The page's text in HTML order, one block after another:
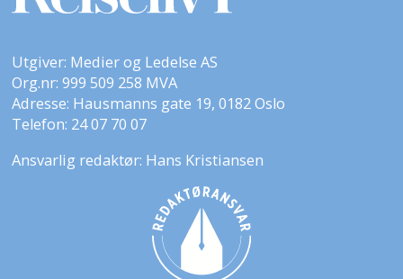
Utgiver: Medier og Ledelse AS
Org.nr: 999 509 258 MVA
Adresse: Hausmanns gate 19, 0182 Oslo
Telefon: 24 07 70 07
Ansvarlig redaktør: Hans Kristiansen